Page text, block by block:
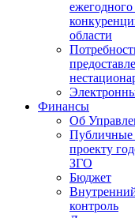
области
Финансы
Об
Публичные
проекту
ЗГО
Бюджет
контроль